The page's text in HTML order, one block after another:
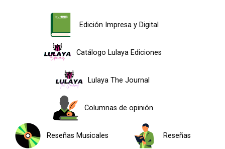
Edición Impresa y Digital
Catálogo Lulaya Ediciones
Lulaya The Journal
Columnas de opinión
Reseñas Musicales Reseñas